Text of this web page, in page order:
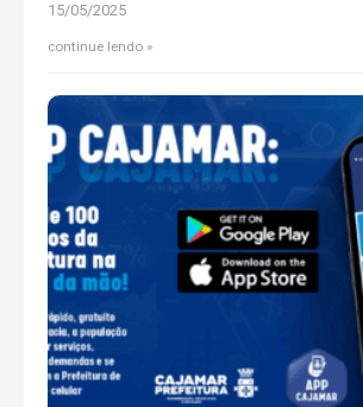
15/05/2025
continue lendo